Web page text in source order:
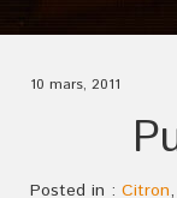
10 mars, 2011
Posted in : Citron,